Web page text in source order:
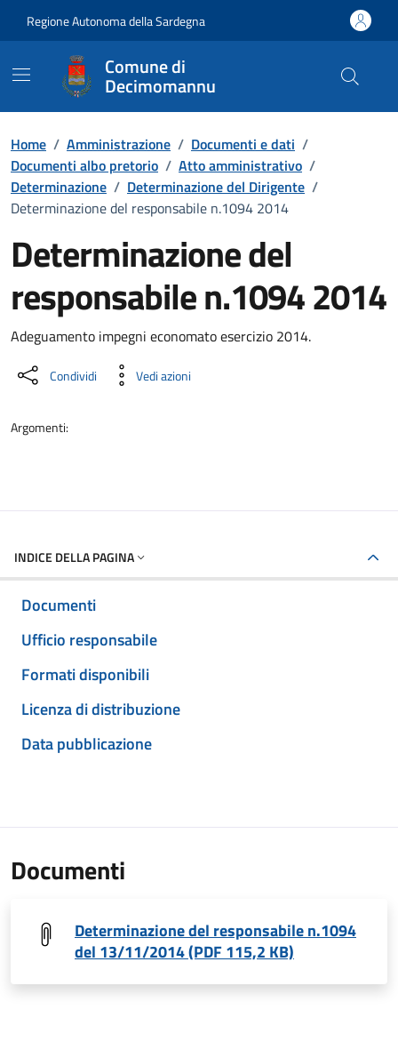
Regione Autonoma della Sardegna
Comune di
Decimomannu
Home / Amministrazione / Documenti e dati /
Documenti albo pretorio / Atto amministrativo /
Determinazione / Determinazione del Dirigente /
Determinazione del responsabile n.1094 2014
Determinazione del
responsabile n.1094 2014
Dettaglio del documento
Adeguamento impegni economato esercizio 2014.
Condividi Vedi azioni
Argomenti:
INDICE DELLA PAGINA
Documenti
Ufficio responsabile
Formati disponibili
Licenza di distribuzione
Data pubblicazione
Documenti
Determinazione del responsabile n.1094
del 13/11/2014 (PDF 115,2 KB)